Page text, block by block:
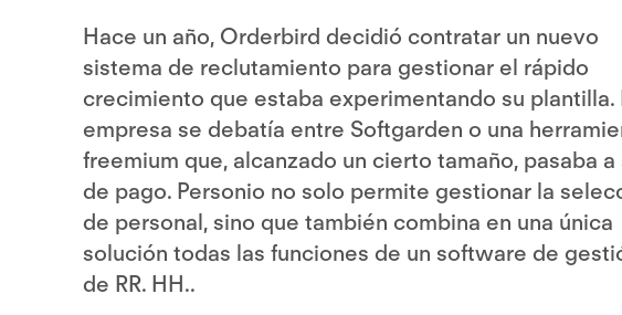
Hace un año, ​​​Orderbird decidió contratar un nuevo
sistema de reclutamiento para gestionar el rápido
crecimiento que estaba experimentando su plantilla.
empresa se debatía entre Softgarden o una
freemium que, alcanzado un cierto tamaño, pasaba a
de pago. Personio no solo permite gestionar la
de personal, sino que también combina en una única
solución todas las funciones de un software de
de RR. HH.​.